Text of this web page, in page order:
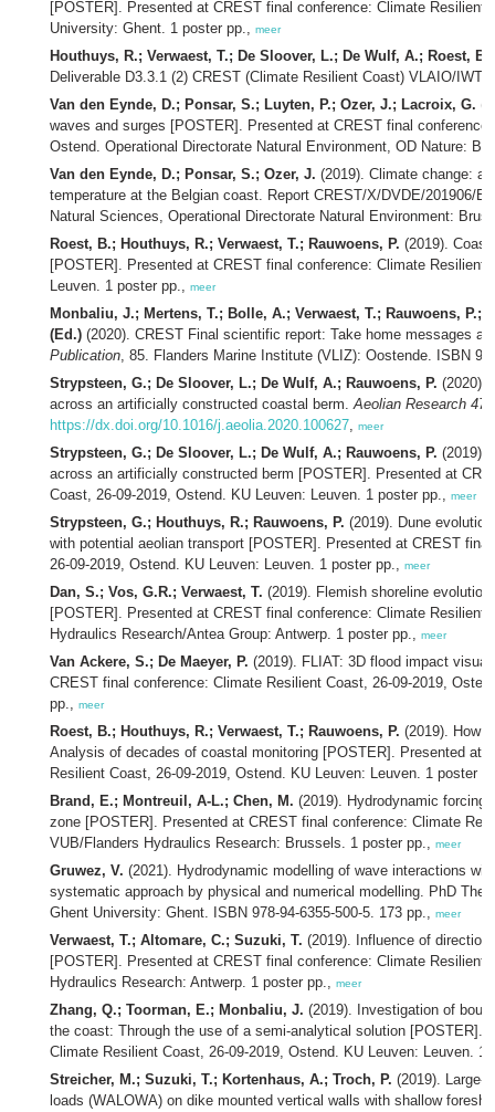
[POSTER]. Presented at CREST final conference: Climate Resilient
University: Ghent. 1 poster pp., meer
Houthuys, R.; Verwaest, T.; De Sloover, L.; De Wulf, A.; Roest, B.
Deliverable D3.3.1 (2) CREST (Climate Resilient Coast) VLAIO/
Van den Eynde, D.; Ponsar, S.; Luyten, P.; Ozer, J.; Lacroix, G.
waves and surges [POSTER]. Presented at CREST final
Ostend. Operational Directorate Natural Environment, OD Nature:
Van den Eynde, D.; Ponsar, S.; Ozer, J. (2019). Climate change:
temperature at the Belgian coast. Report CREST/X/DVDE/201906/
Natural Sciences, Operational Directorate Natural Environment:
Roest, B.; Houthuys, R.; Verwaest, T.; Rauwoens, P. (2019).
[POSTER]. Presented at CREST final conference: Climate Resilient
Leuven. 1 poster pp., meer
Monbaliu, J.; Mertens, T.; Bolle, A.; Verwaest, T.; Rauwoens, P.;
(Ed.) (2020). CREST Final scientific report: Take home messages
Publication, 85. Flanders Marine Institute (VLIZ): Oostende. ISBN
Strypsteen, G.; De Sloover, L.; De Wulf, A.; Rauwoens, P. (2020).
across an artificially constructed coastal berm.Aeolian Research 47
https://dx.doi.org/10.1016/j.aeolia.2020.100627, meer
Strypsteen, G.; De Sloover, L.; De Wulf, A.; Rauwoens, P. (2019).
across an artificially constructed berm [POSTER]. Presented at
Coast, 26-09-2019, Ostend. KU Leuven: Leuven. 1 poster pp., meer
Strypsteen, G.; Houthuys, R.; Rauwoens, P. (2019). Dune
with potential aeolian transport [POSTER]. Presented at CREST
26-09-2019, Ostend. KU Leuven: Leuven. 1 poster pp., meer
Dan, S.; Vos, G.R.; Verwaest, T. (2019). Flemish shoreline
[POSTER]. Presented at CREST final conference: Climate Resilient
Hydraulics Research/Antea Group: Antwerp. 1 poster pp., meer
Van Ackere, S.; De Maeyer, P. (2019). FLIAT: 3D flood impact
CREST final conference: Climate Resilient Coast, 26-09-2019,
pp., meer
Roest, B.; Houthuys, R.; Verwaest, T.; Rauwoens, P. (2019). How
Analysis of decades of coastal monitoring [POSTER]. Presented at
Resilient Coast, 26-09-2019, Ostend. KU Leuven: Leuven. 1 poster
Brand, E.; Montreuil, A-L.; Chen, M. (2019). Hydrodynamic forcing
zone [POSTER]. Presented at CREST final conference: Climate
VUB/Flanders Hydraulics Research: Brussels. 1 poster pp., meer
Gruwez, V. (2021). Hydrodynamic modelling of wave interactions
systematic approach by physical and numerical modelling. PhD
Ghent University: Ghent. ISBN 978-94-6355-500-5. 173 pp., meer
Verwaest, T.; Altomare, C.; Suzuki, T. (2019). Influence of
[POSTER]. Presented at CREST final conference: Climate Resilient
Hydraulics Research: Antwerp. 1 poster pp., meer
Zhang, Q.; Toorman, E.; Monbaliu, J. (2019). Investigation of
the coast: Through the use of a semi-analytical solution [POSTER].
Climate Resilient Coast, 26-09-2019, Ostend. KU Leuven: Leuven. 1
Streicher, M.; Suzuki, T.; Kortenhaus, A.; Troch, P. (2019). Large-
loads (WALOWA) on dike mounted vertical walls with shallow